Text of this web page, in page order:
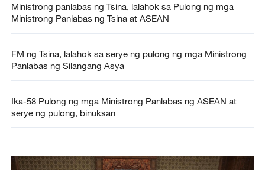
Ministrong panlabas ng Tsina, lalahok sa Pulong ng mga
Ministrong Panlabas ng Tsina at ASEAN
FM ng Tsina, lalahok sa serye ng pulong ng mga Ministrong
Panlabas ng Silangang Asya
Ika-58 Pulong ng mga Ministrong Panlabas ng ASEAN at
serye ng pulong, binuksan